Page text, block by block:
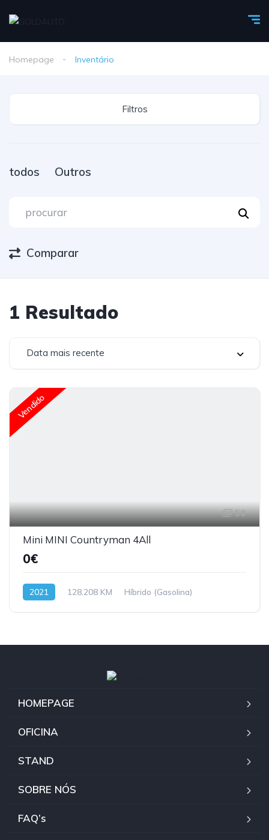
Homepage Inventário
Filtros
todos Outros
Comparar
1 Resultado
Data mais recente
Vendido
50
Mini MINI Countryman 4All
0€
2021 128.208 KM Híbrido (Gasolina)
HOMEPAGE
OFICINA
STAND
SOBRE NÓS
FAQ’s